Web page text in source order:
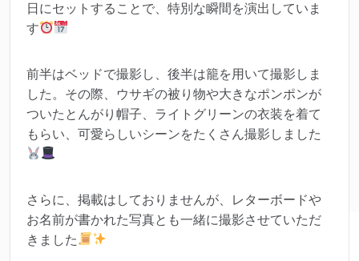
日にセットすることで、特別な瞬間を演出していま
す
前半はベッドで撮影し、後半は籠を用いて撮影しま
した。その際、ウサギの被り物や大きなポンポンが
ついたとんがり帽子、ライトグリーンの衣装を着て
もらい、可愛らしいシーンをたくさん撮影しました
さらに、掲載はしておりませんが、レターボードや
お名前が書かれた写真とも一緒に撮影させていただ
きました